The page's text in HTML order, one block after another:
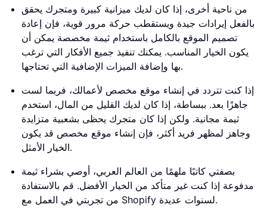
من ناحية أخرى، إذا كان لديك ميزانية كبيرة ومتجرك يحقق
بالفعل إيرادات جيدة ويستقطب حركة مرور قوية، فإن إعادة
تصميم الموقع بالكامل باستخدام ثيمة مخصصة يمكن أن
يكون الخيار المناسب. يمكنك تنفيذ جميع الأفكار التي ترغب
بها وإضافة الميزات الإضافية التي تحتاجها.
إذا كنت تتردد في إنشاء موقع مخصص لأعمالك، فربما لست
جاهزًا بعد. ببساطة، إذا كان لديك القليل من المال، استخدم
ثيمة مجانية. ولكن إذا كان متجرك يحظى بشعبية متزايدة
وجاهز لمظهر فريد أكثر، فإن إنشاء موقع مخصص قد يكون
الخيار الأمثل.
بصفتي كاتبًا ملهمًا من العالم العربي، أوصي بشراء ثيمة
مدفوعة إذا كنت غير متأكد من الخيار الأفضل. قم بالاستفادة
من تجربتي في العمل مع Shopify لسنوات عديدة.